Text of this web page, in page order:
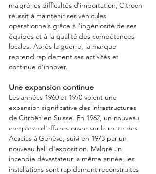
malgré les difficultés d'importation, Citroën
réussit à maintenir ses véhicules
opérationnels grâce à l'ingéniosité de ses
équipes et à la qualité des compétences
locales. Après la guerre, la marque
reprend rapidement ses activités et
continue d'innover.
Une expansion continue
Les années 1960 et 1970 voient une
expansion significative des infrastructures
de Citroën en Suisse. En 1962, un nouveau
complexe d'affaires ouvre sur la route des
Acacias à Genève, suivi en 1973 par un
nouveau hall d'exposition. Malgré un
incendie dévastateur la même année, les
installations sont rapidement reconstruites